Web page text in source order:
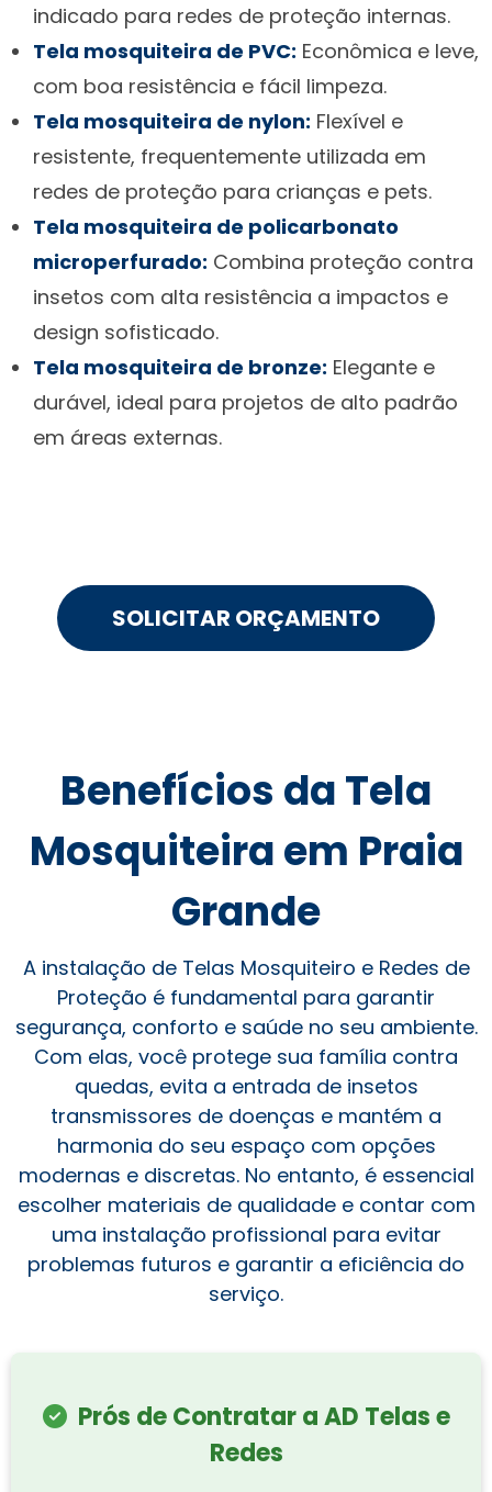
indicado para redes de proteção internas.
Tela mosquiteira de PVC: Econômica e leve,
com boa resistência e fácil limpeza.
Tela mosquiteira de nylon: Flexível e
resistente, frequentemente utilizada em
redes de proteção para crianças e pets.
Tela mosquiteira de policarbonato
microperfurado: Combina proteção contra
insetos com alta resistência a impactos e
design sofisticado.
Tela mosquiteira de bronze: Elegante e
durável, ideal para projetos de alto padrão
em áreas externas.
SOLICITAR ORÇAMENTO
Benefícios da Tela
Mosquiteira em Praia
Grande
A instalação de Telas Mosquiteiro e Redes de
Proteção é fundamental para garantir
segurança, conforto e saúde no seu ambiente.
Com elas, você protege sua família contra
quedas, evita a entrada de insetos
transmissores de doenças e mantém a
harmonia do seu espaço com opções
modernas e discretas. No entanto, é essencial
escolher materiais de qualidade e contar com
uma instalação profissional para evitar
problemas futuros e garantir a eficiência do
serviço.
Prós de Contratar a AD Telas e
Redes